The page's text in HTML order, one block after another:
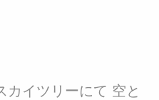
カイツリーにて 空と